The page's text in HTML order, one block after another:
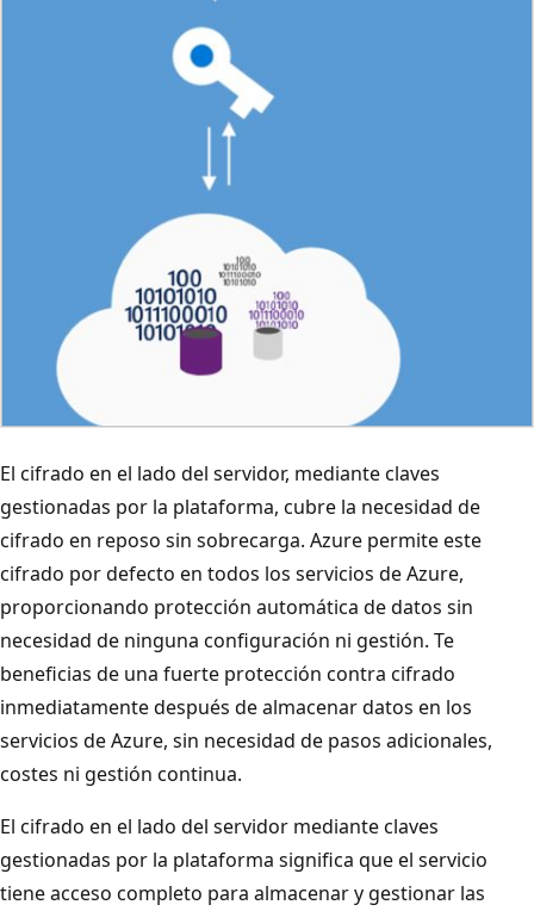
El cifrado en el lado del servidor, mediante claves
gestionadas por la plataforma, cubre la necesidad de
cifrado en reposo sin sobrecarga. Azure permite este
cifrado por defecto en todos los servicios de Azure,
proporcionando protección automática de datos sin
necesidad de ninguna configuración ni gestión. Te
beneficias de una fuerte protección contra cifrado
inmediatamente después de almacenar datos en los
servicios de Azure, sin necesidad de pasos adicionales,
costes ni gestión continua.
El cifrado en el lado del servidor mediante claves
gestionadas por la plataforma significa que el servicio
tiene acceso completo para almacenar y gestionar las